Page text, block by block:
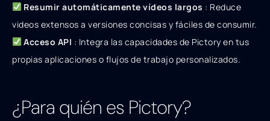
Resumir automáticamente vídeos largos : Reduce
videos extensos a versiones concisas y fáciles de consumir.
Acceso API : Integra las capacidades de Pictory en tus
propias aplicaciones o flujos de trabajo personalizados.
¿Para quién es Pictory?